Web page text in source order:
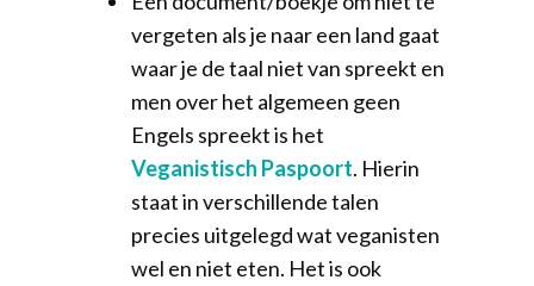
vergeten als je naar een land gaat
waar je de taal niet van spreekt en
men over het algemeen geen
Engels spreekt is het
Veganistisch Paspoort. Hierin
staat in verschillende talen
precies uitgelegd wat veganisten
wel en niet eten. Het is ook